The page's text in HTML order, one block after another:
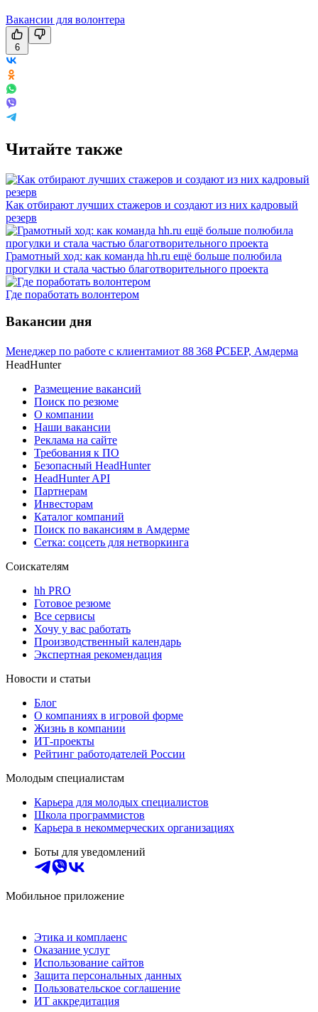
Вакансии для волонтера
6
Читайте также
Как отбирают лучших стажеров и создают из них кадровый
резерв
Грамотный ход: как команда hh.ru ещё больше полюбила
прогулки и стала частью благотворительного проекта
Где поработать волонтером
Вакансии дня
Менеджер по работе с клиентамиот 88 368 ₽СБЕР, Амдерма
HeadHunter
Размещение вакансий
Поиск по резюме
О компании
Наши вакансии
Реклама на сайте
Требования к ПО
Безопасный HeadHunter
HeadHunter API
Партнерам
Инвесторам
Каталог компаний
Поиск по вакансиям в Амдерме
Сетка: соцсеть для нетворкинга
Соискателям
hh PRO
Готовое резюме
Все сервисы
Хочу у вас работать
Производственный календарь
Экспертная рекомендация
Новости и статьи
Блог
О компаниях в игровой форме
Жизнь в компании
ИТ-проекты
Рейтинг работодателей России
Молодым специалистам
Карьера для молодых специалистов
Школа программистов
Карьера в некоммерческих организациях
Боты для уведомлений
Мобильное приложение
Этика и комплаенс
Оказание услуг
Использование сайтов
Защита персональных данных
Пользовательское соглашение
ИТ аккредитация